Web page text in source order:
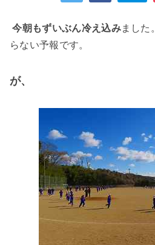
今朝もずいぶん冷え込みました
らない予報です。
が、